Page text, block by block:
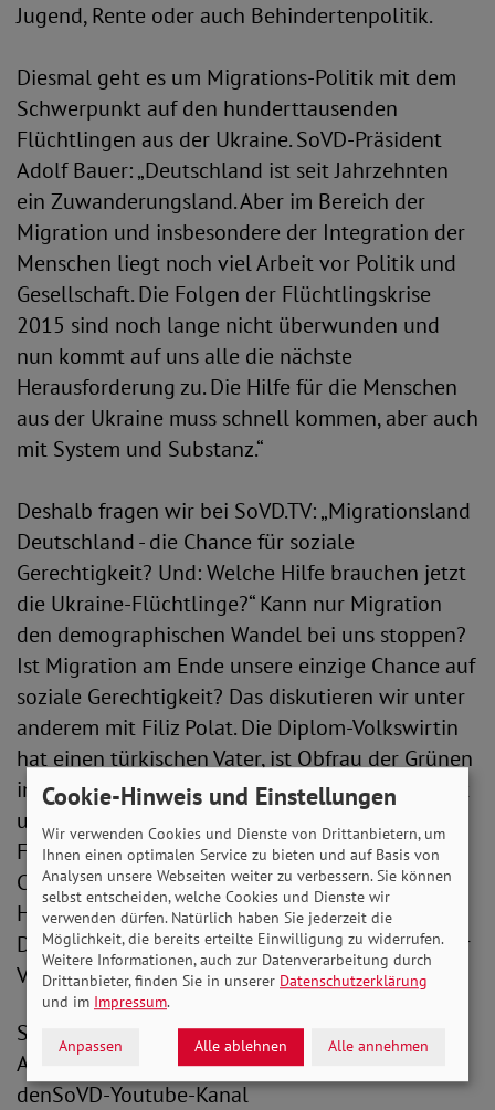
Jugend, Rente oder auch Behindertenpolitik.
Diesmal geht es um Migrations-Politik mit dem
Schwerpunkt auf den hunderttausenden
Flüchtlingen aus der Ukraine. SoVD-Präsident
Adolf Bauer: „Deutschland ist seit Jahrzehnten
ein Zuwanderungsland. Aber im Bereich der
Migration und insbesondere der Integration der
Menschen liegt noch viel Arbeit vor Politik und
Gesellschaft. Die Folgen der Flüchtlingskrise
2015 sind noch lange nicht überwunden und
nun kommt auf uns alle die nächste
Herausforderung zu. Die Hilfe für die Menschen
aus der Ukraine muss schnell kommen, aber auch
mit System und Substanz.“
Deshalb fragen wir bei SoVD.TV: „Migrationsland
Deutschland - die Chance für soziale
Gerechtigkeit? Und: Welche Hilfe brauchen jetzt
die Ukraine-Flüchtlinge?“ Kann nur Migration
den demographischen Wandel bei uns stoppen?
Ist Migration am Ende unsere einzige Chance auf
soziale Gerechtigkeit? Das diskutieren wir unter
anderem mit Filiz Polat. Die Diplom-Volkswirtin
hat einen türkischen Vater, ist Obfrau der Grünen
im Bundestagsausschuss für Inneres und Heimat
und parlamentarische Geschäftsführerin ihrer
Fraktion. Mit dabei ist auch Prof. Dr. Lars
Castellucci (SPD). Der Politikwissenschaftler und
Hochschulprofessor ist seit 2013 Mitglied des
Deutschen Bundestages und geschäftsführender
Vorsitzender des Innenausschusses.
SoVD.TV sehen Sie im Fernsehprogramm von
Alex Berlin, über die Homepage des SoVD bzw.
denSoVD-Youtube-Kanal
Cookie-Hinweis und Einstellungen
Wir verwenden Cookies und Dienste von Drittanbietern, um
Ihnen einen optimalen Service zu bieten und auf Basis von
Analysen unsere Webseiten weiter zu verbessern. Sie können
selbst entscheiden, welche Cookies und Dienste wir
verwenden dürfen. Natürlich haben Sie jederzeit die
Möglichkeit, die bereits erteilte Einwilligung zu widerrufen.
Weitere Informationen, auch zur Datenverarbeitung durch
Drittanbieter, finden Sie in unserer Datenschutzerklärung
und im Impressum.
Anpassen Alle ablehnen Alle annehmen